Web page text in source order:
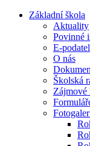
Základní škola
Aktuality
Povinné
E-
O nás
Školská
Zájmové